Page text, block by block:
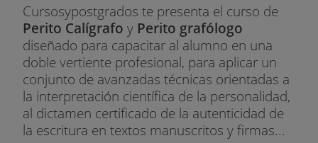
Cursosypostgrados te presenta el curso de
Perito Calígrafo y Perito grafólogo
diseñado para capacitar al alumno en una
doble vertiente profesional, para aplicar un
conjunto de avanzadas técnicas orientadas a
la interpretación científica de la personalidad,
al dictamen certificado de la autenticidad de
la escritura en textos manuscritos y firmas...